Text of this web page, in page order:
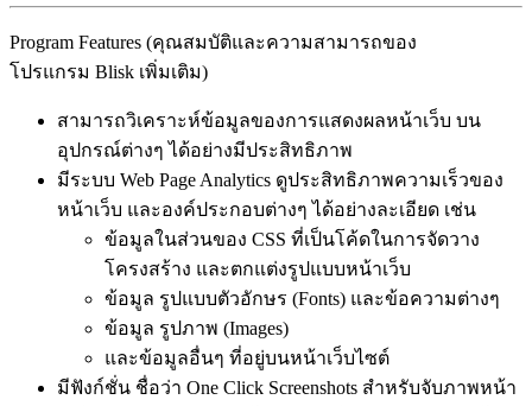
Program Features (คุณสมบัติและความสามารถของ
โปรแกรม Blisk เพิ่มเติม)
สามารถวิเคราะห์ข้อมูลของการแสดงผลหน้าเว็บ บน
อุปกรณ์ต่างๆ ได้อย่างมีประสิทธิภาพ
มีระบบ Web Page Analytics ดูประสิทธิภาพความเร็วของ
หน้าเว็บ และองค์ประกอบต่างๆ ได้อย่างละเอียด เช่น
ข้อมูลในส่วนของ CSS ที่เป็นโค้ดในการจัดวาง
โครงสร้าง และตกแต่งรูปแบบหน้าเว็บ
ข้อมูล รูปแบบตัวอักษร (Fonts) และข้อความต่างๆ
ข้อมูล รูปภาพ (Images)
และข้อมูลอื่นๆ ที่อยู่บนหน้าเว็บไซต์
มีฟังก์ชั่น ชื่อว่า One Click Screenshots สำหรับจับภาพหน้า